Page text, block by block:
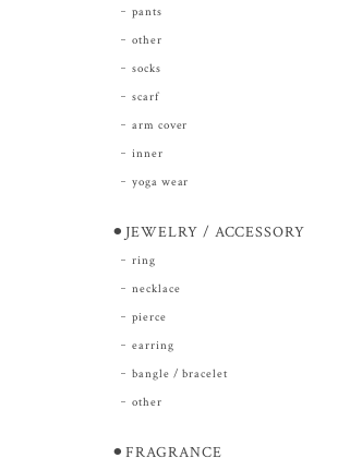
pants
other
socks
scarf
arm cover
inner
yoga wear
⚫︎JEWELRY / ACCESSORY
ring
necklace
pierce
earring
bangle / bracelet
other
⚫︎FRAGRANCE